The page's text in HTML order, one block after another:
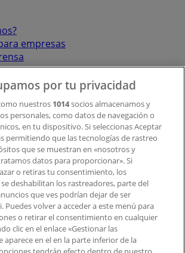
empresas
nosotros
y de marketing
en el mapa
un problema en la web o en la
por tu privacidad
nuestros 1014socios almacenamos y
personales, como datos de navegación o
en tu dispositivo. Si seleccionas Aceptar
permitiendo que las tecnologías de rastreo
que se muestran en «nosotros y
datos para proporcionar». Si
o retiras tu consentimiento, los
deshabilitan los rastreadores, parte del
que ves podrían dejar de ser
Puedes volver a acceder a este menú para
o retirar el consentimiento en cualquier
clic en el enlace «Gestionar las
aparece en el en la parte inferior de la